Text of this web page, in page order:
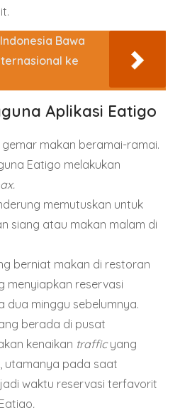
Bawa
ke
Aplikasi Eatigo
gemar makan beramai-ramai.
Eatigo melakukan
memutuskan untuk
siang atau makan malam di
berniat makan di restoran
menyiapkan reservasi
dua minggu sebelumnya.
berada di pusat
kenaikan trafficyang
utamanya pada saat
waktu reservasi terfavorit
.